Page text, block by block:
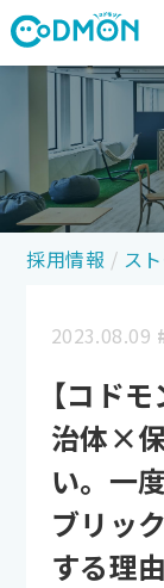
採用情報 / ス
2023.08.09
【コド
治体×
い。一
ブリッ
する理由